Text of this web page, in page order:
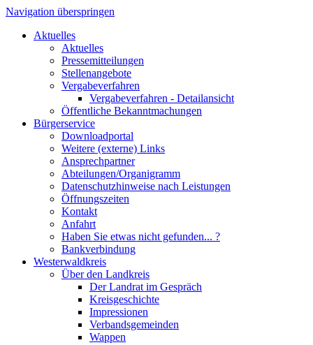
Navigation überspringen
Aktuelles
Aktuelles
Pressemitteilungen
Stellenangebote
Vergabeverfahren
Vergabeverfahren - Detailansicht
Öffentliche Bekanntmachungen
Bürgerservice
Downloadportal
Weitere (externe) Links
Ansprechpartner
Abteilungen/Organigramm
Datenschutzhinweise nach Leistungen
Öffnungszeiten
Kontakt
Anfahrt
Haben Sie etwas nicht gefunden... ?
Bankverbindung
Westerwaldkreis
Über den Landkreis
Der Landrat im Gespräch
Kreisgeschichte
Impressionen
Verbandsgemeinden
Wappen